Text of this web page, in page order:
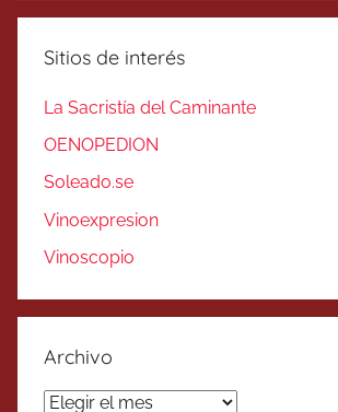
Sitios de interés
La Sacristía del Caminante
OENOPEDION
Soleado.se
Vinoexpresion
Vinoscopio
Archivo
Archivo